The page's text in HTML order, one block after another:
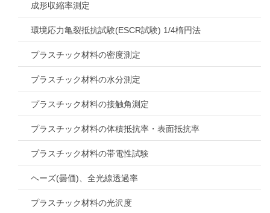
成形収縮率測定
環境応力亀裂抵抗試験(ESCR試験) 1/4楕円法
プラスチック材料の密度測定
プラスチック材料の水分測定
プラスチック材料の接触角測定
プラスチック材料の体積抵抗率・表面抵抗率
プラスチック材料の帯電性試験
ヘーズ(曇価)、全光線透過率
プラスチック材料の光沢度